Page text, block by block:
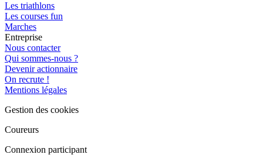
Les triathlons
Les courses fun
Marches
Entreprise
Nous contacter
Qui sommes-nous ?
Devenir actionnaire
On recrute !
Mentions légales
Gestion des cookies
Coureurs
Connexion participant